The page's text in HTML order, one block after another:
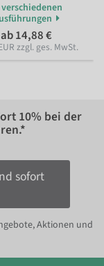
ab 14,88 €
zzgl. ges. MwSt.
10% bei der
sofort
Aktionen und